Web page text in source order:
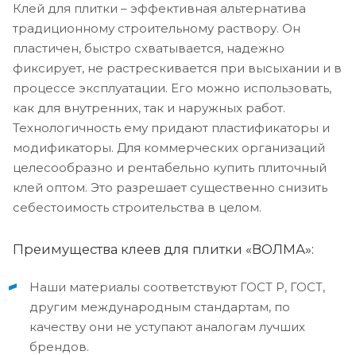
Клей для плитки – эффективная альтернатива
традиционному строительному раствору. Он
пластичен, быстро схватывается, надежно
фиксирует, не растрескивается при высыхании и в
процессе эксплуатации. Его можно использовать,
как для внутренних, так и наружных работ.
Технологичность ему придают пластификаторы и
модификаторы. Для коммерческих организаций
целесообразно и рентабельно купить плиточный
клей оптом. Это разрешает существенно снизить
себестоимость строительства в целом.
Преимущества клеев для плитки «ВОЛМА»:
Наши материалы соответствуют ГОСТ Р, ГОСТ,
другим международным стандартам, по
качеству они не уступают аналогам лучших
брендов.